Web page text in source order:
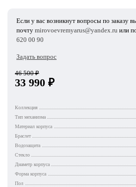
Если у вас возникнут вопросы по заказу
почту mirovoevremyarus@yandex.ru или
620 00 90
Задать вопрос
46 500₽
33 990 ₽
Коллекция
Тип механизма
Материал корпуса
Браслет
Водозащита
Стекло
Диаметр корпуса
Форма корпуса
Пол